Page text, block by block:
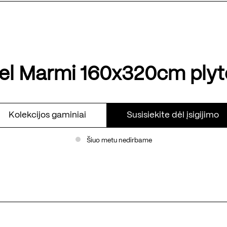
Marmi 160x320cm
Kolekcijos gaminiai Susisiekite dėl įsigijimo
Šiuo metu nedirbame